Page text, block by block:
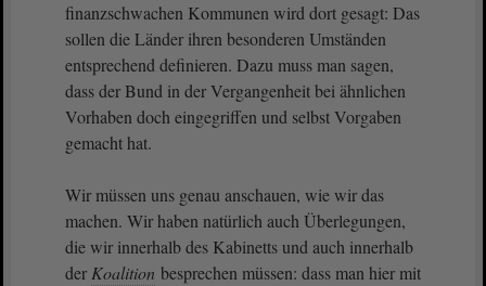
finanzschwachen Kommunen wird dort gesagt: Das
sollen die Länder ihren besonderen Umständen
entsprechend definieren. Dazu muss man sagen,
dass der Bund in der Vergangenheit bei ähnlichen
Vorhaben doch eingegriffen und selbst Vorgaben
gemacht hat.
Wir müssen uns genau anschauen, wie wir das
machen. Wir haben natürlich auch Überlegungen,
die wir innerhalb des Kabinetts und auch innerhalb
der Koalition besprechen müssen: dass man hier mit